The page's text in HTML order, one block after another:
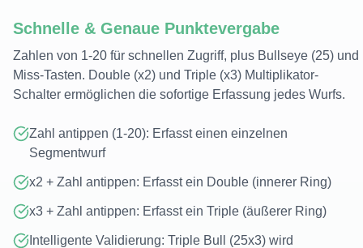
Schnelle & Genaue Punktevergabe
Zahlen von 1-20 für schnellen Zugriff, plus Bullseye (25) und
Miss-Tasten. Double (x2) und Triple (x3) Multiplikator-
Schalter ermöglichen die sofortige Erfassung jedes Wurfs.
Zahl antippen (1-20): Erfasst einen einzelnen
Segmentwurf
x2 + Zahl antippen: Erfasst ein Double (innerer Ring)
x3 + Zahl antippen: Erfasst ein Triple (äußerer Ring)
Intelligente Validierung: Triple Bull (25x3) wird